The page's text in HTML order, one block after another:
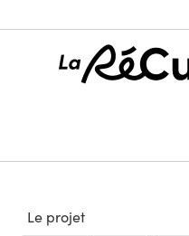
Le projet